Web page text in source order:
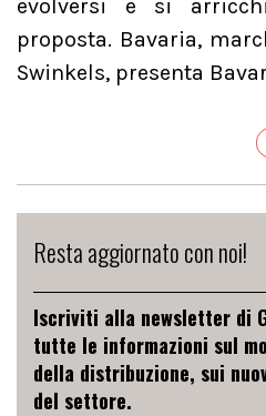
evolversi e si
proposta. Bavaria,
Swinkels, presenta
Resta aggiornato con noi!
Iscriviti alla newsletter di
tutte le informazioni sul
della distribuzione, sui
del settore.